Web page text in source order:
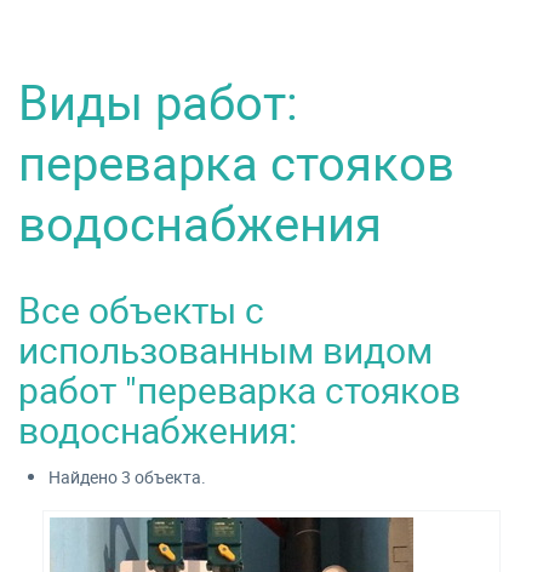
Виды работ:
переварка стояков
водоснабжения
Все объекты с
использованным видом
работ "переварка стояков
водоснабжения:
Найдено 3 объекта.